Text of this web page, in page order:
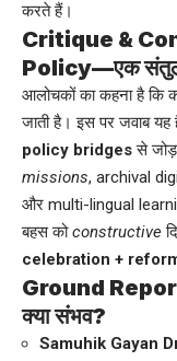
करते हैं।
Critique &
Policy—एक
आलोचकों का कहना है कि
जाती है। इस पर जवाब यह
policy bridgesसे
missions, archival
और multi-lingual
बहस कोconstructive
celebration +
Ground
क्या संभव?
Samuhik Gayan